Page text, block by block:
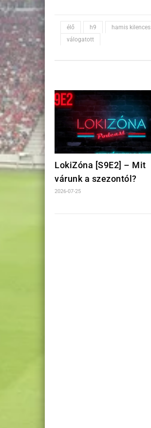
élő h9 hamis kilences
válogatott
LokiZóna [S9E2] – Mit
várunk a szezontól?
2026-07-25